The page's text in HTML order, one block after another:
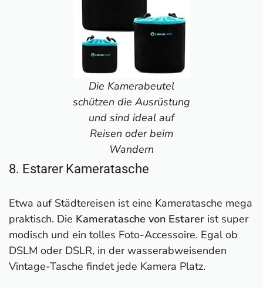
Die Kamerabeutel
schützen die Ausrüstung
und sind ideal auf
Reisen oder beim
Wandern
8. Estarer Kameratasche
Etwa auf Städtereisen ist eine Kameratasche mega
praktisch. Die Kameratasche von Estarer ist super
modisch und ein tolles Foto-Accessoire. Egal ob
DSLM oder DSLR, in der wasserabweisenden
Vintage-Tasche findet jede Kamera Platz.